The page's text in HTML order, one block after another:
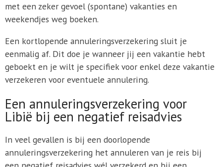
met een zeker gevoel (spontane) vakanties en
weekendjes weg boeken.
Een kortlopende annuleringsverzekering sluit je
eenmalig af. Dit doe je wanneer jij een vakantie hebt
geboekt en je wilt je specifiek voor enkel deze vakantie
verzekeren voor eventuele annulering.
Een annuleringsverzekering voor
Libië bij een negatief reisadvies
In veel gevallen is bij een doorlopende
annuleringsverzekering het annuleren van je reis bij